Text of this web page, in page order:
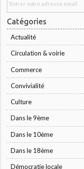
Catégories
Actualité
Circulation & voirie
Commerce
Convivialité
Culture
Dans le 9ème
Dans le 10ème
Dans le 18ème
Démocratie locale